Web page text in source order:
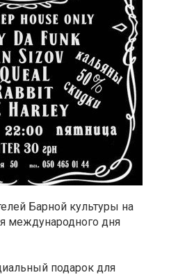
Барной культуры на
международного дня
подарок для